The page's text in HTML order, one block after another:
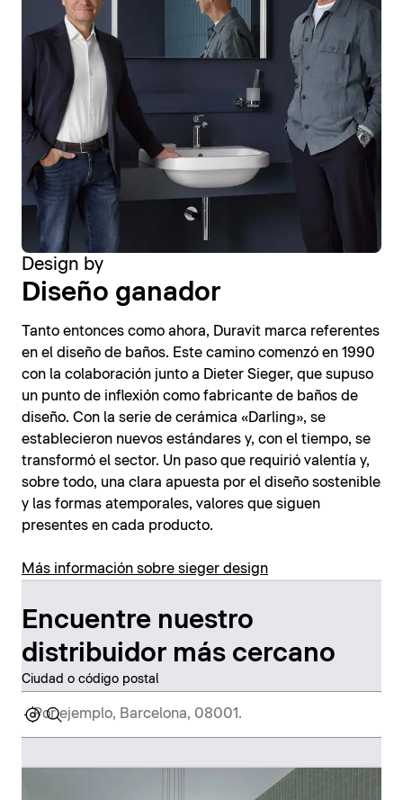
Design by
Diseño ganador
Tanto entonces como ahora, Duravit marca referentes
en el diseño de baños. Este camino comenzó en 1990
con la colaboración junto a Dieter Sieger, que supuso
un punto de inflexión como fabricante de baños de
diseño. Con la serie de cerámica «Darling», se
establecieron nuevos estándares y, con el tiempo, se
transformó el sector. Un paso que requirió valentía y,
sobre todo, una clara apuesta por el diseño sostenible
y las formas atemporales, valores que siguen
presentes en cada producto.
Más información sobre sieger design
Encuentre nuestro
distribuidor más cercano
Ciudad o código postal